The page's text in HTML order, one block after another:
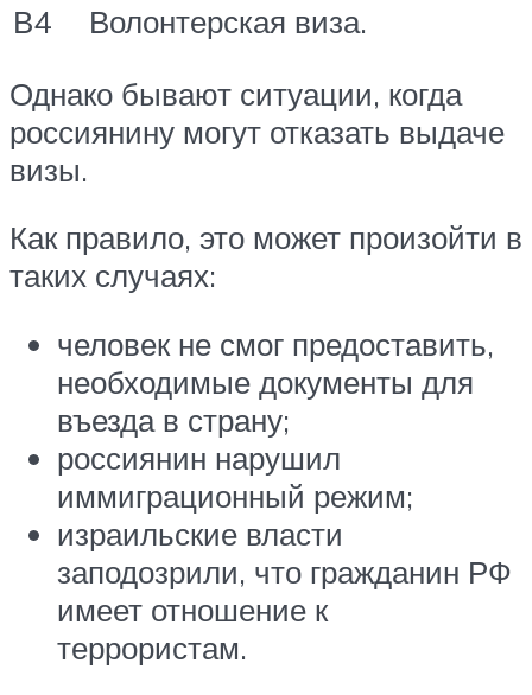
В4
Волонтерская виза.
Однако бывают ситуации, когда
россиянину могут отказать выдаче
визы.
Как правило, это может произойти в
таких случаях:
человек не смог предоставить,
необходимые документы для
въезда в страну;
россиянин нарушил
иммиграционный режим;
израильские власти
заподозрили, что гражданин РФ
имеет отношение к
террористам.